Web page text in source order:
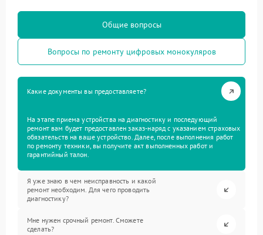
Общие вопросы
Вопросы по ремонту цифровых монокуляров
Какие документы вы предоставляете?
На этапе приема устройства на диагностику и последующий
ремонт вам будет предоставлен заказ-наряд с указанием страховых
обязательств на ваше устройство. Далее, после выполнения работ
по ремонту техники, вы получите акт выполненных работ и
гарантийный талон.
Я уже знаю в чем неисправность и какой
ремонт необходим. Для чего проводить
диагностику?
Мне нужен срочный ремонт. Сможете
сделать?